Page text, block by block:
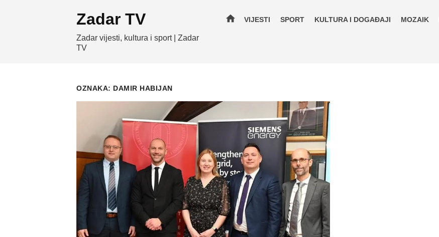
Zadar TV
Zadar vijesti, kultura i sport | Zadar
TV
home VIJESTI SPORT KULTURA I DOGAĐAJI MOZAIK
OZNAKA: DAMIR HABIJAN